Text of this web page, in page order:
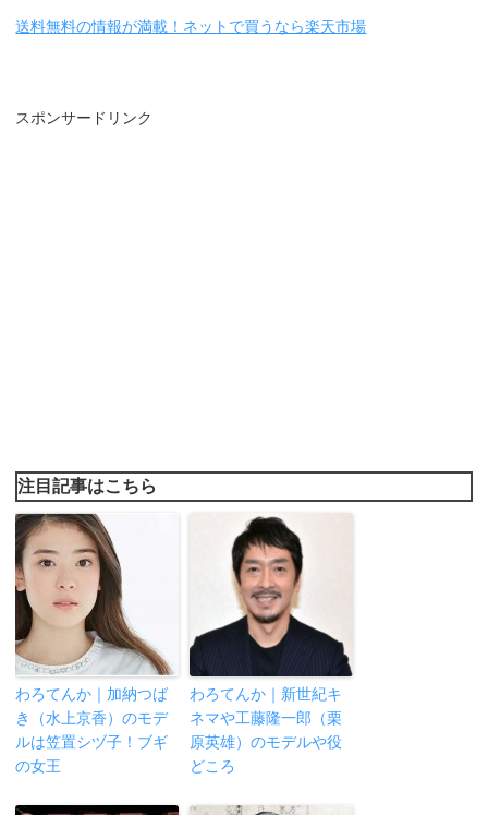
送料無料の情報が満載！ネットで買うなら楽天市場
スポンサードリンク
注目記事はこちら
わろてんか｜加納つば
き（水上京香）のモデ
ルは笠置シヅ子！ブギ
の女王
わろてんか｜新世紀キ
ネマや工藤隆一郎（栗
原英雄）のモデルや役
どころ